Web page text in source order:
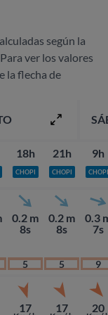
según la
ver los valores
la flecha de
18h
CHOPI
0.2 m
8s
5
17
21h
CHOPI
0.2 m
8s
5
17
9h
CHOPI
0.3
7s
9
20